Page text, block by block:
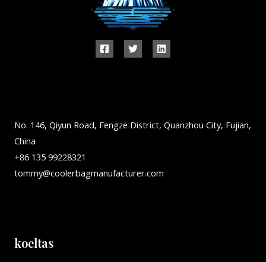
No. 146, Qiyun Road, Fengze District, Quanzhou City, Fujian,
China
+86 135 99228321
tommy@coolerbagmanufacturer.com
koeltas